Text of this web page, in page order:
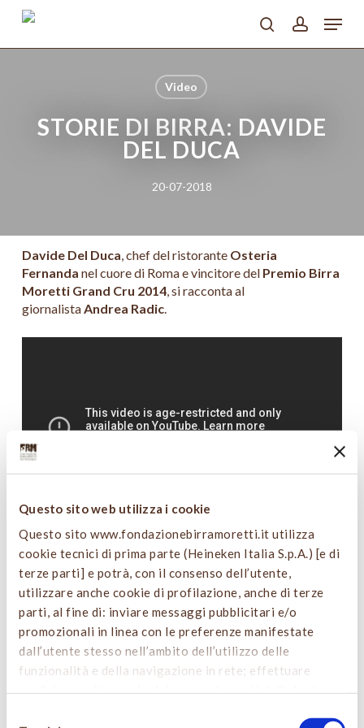
Questo sito web utilizza i cookie
Questo sito www.fondazionebirramoretti.it utilizza
cookie tecnici di prima parte (Heineken Italia S.p.A.) [e di
terze parti] e potrà, con il consenso dell’utente,
utilizzare anche cookie di profilazione, anche di terze
parti, al fine di: inviare messaggi pubblicitari e/o
promozionali in linea con le preferenze manifestate
dall’utente stesso nell’ambito dell’utilizzo delle
funzionalità e della navigazione in rete; effettuare
analisi e monitoraggio dei comportamenti dell’utente.
Skip
searchaccount
Menu
Video
STORIE DI BIRRA: DAVIDE
DEL DUCA
20-07-2018
Davide Del Duca, chef del ristorante Osteria
Fernanda nel cuore di Roma e vincitore del Premio Birra
Moretti Grand Cru 2014, si racconta al
giornalistaAndrea Radic.
Per scoprire di più sul
Premio Birra Moretti Grand
Cru,clicca qui .
Close